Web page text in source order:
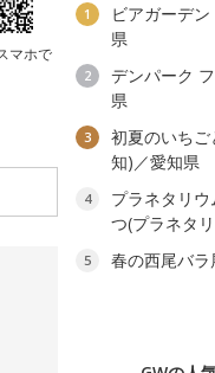
マホで
1
ビアガーデ
県
2
デンパーク
県
3
初夏のいち
知)／愛知県
4
プラネタリ
つ(プラネタ
5
春の西尾バ